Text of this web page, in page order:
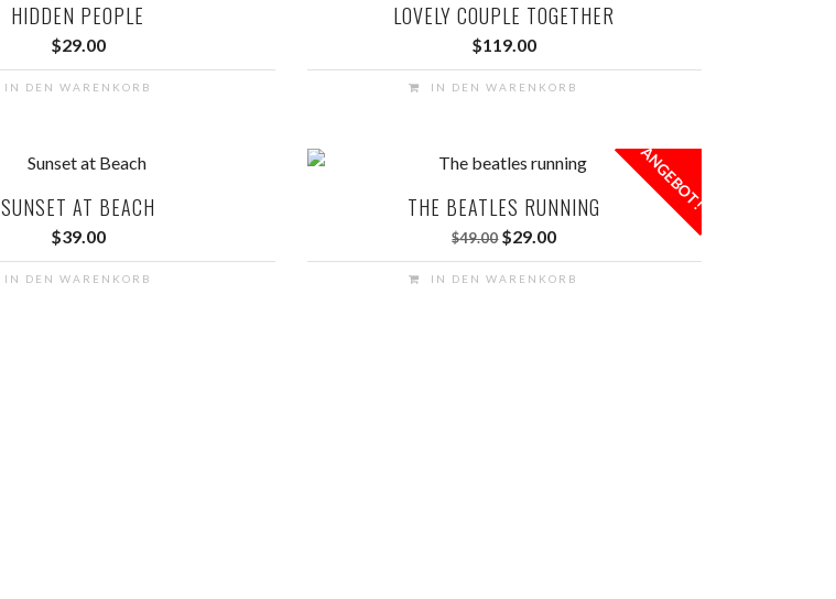
HIDDEN PEOPLE
$29.00
IN DEN WARENKORB
LOVELY COUPLE TOGETHER
$119.00
IN DEN WARENKORB
SUNSET AT BEACH
$39.00
IN DEN WARENKORB
ANGEBOT!
THE BEATLES RUNNING
$49.00 Ursprünglicher
Preis
$29.00Aktueller
Preis
IN DEN WARENKORB